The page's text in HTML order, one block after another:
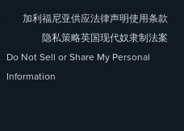
加利福尼亚供应法律声明使用条款
隐私策略英国现代奴隶制法案
Do Not Sell or Share My Personal
Information